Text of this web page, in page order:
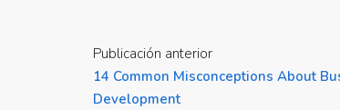
Publicación anterior
14 Common Misconceptions About
Development